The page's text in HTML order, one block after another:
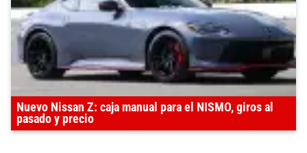
Nuevo Nissan Z: caja manual para el NISMO, giros al
pasado y precio